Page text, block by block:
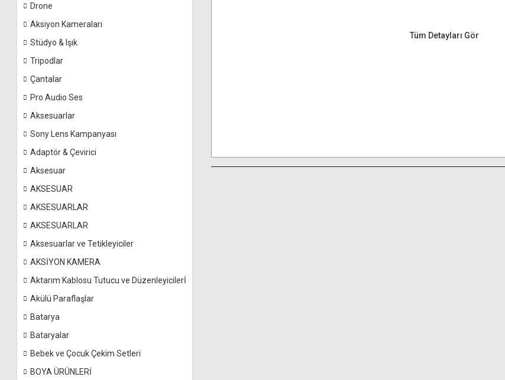
Drone
Aksiyon Kameraları
Stüdyo & Işık
Tripodlar
Çantalar
Pro Audio Ses
Aksesuarlar
Sony Lens Kampanyası
Adaptör & Çevirici
Aksesuar
AKSESUAR
AKSESUARLAR
AKSESUARLAR
Aksesuarlar ve Tetikleyiciler
AKSİYON KAMERA
Aktarım Kablosu Tutucu ve Düzenleyicilerİ
Akülü Paraflaşlar
Batarya
Bataryalar
Bebek ve Çocuk Çekim Setleri
BOYA ÜRÜNLERİ
Tüm Detayları Gör